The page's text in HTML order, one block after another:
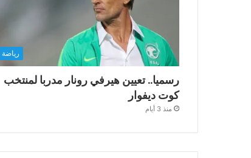
رياضة
رسميا.. تعيين هيرفي رونار مدربا لمنتخب
كوت ديفوار
منذ 3 أيام